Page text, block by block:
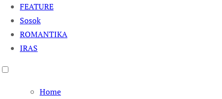
FEATURE
Sosok
ROMANTIKA
IRAS
Home